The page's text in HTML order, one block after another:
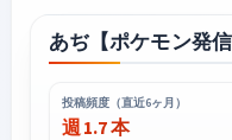
あぢ【ポケモン発
投稿頻度（直近6ヶ月）
週 1.7 本